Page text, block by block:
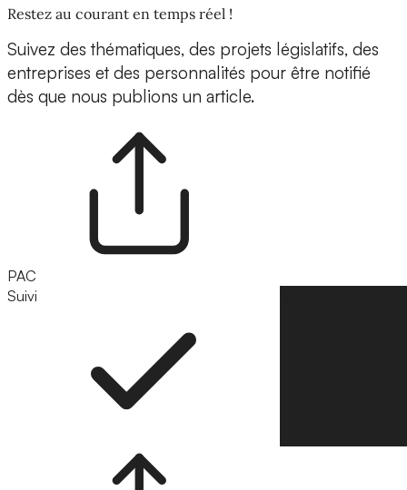
Restez au courant en temps réel !
Suivez des thématiques, des projets législatifs, des
entreprises et des personnalités pour être notifié
dès que nous publions un article.
PAC
Suivi